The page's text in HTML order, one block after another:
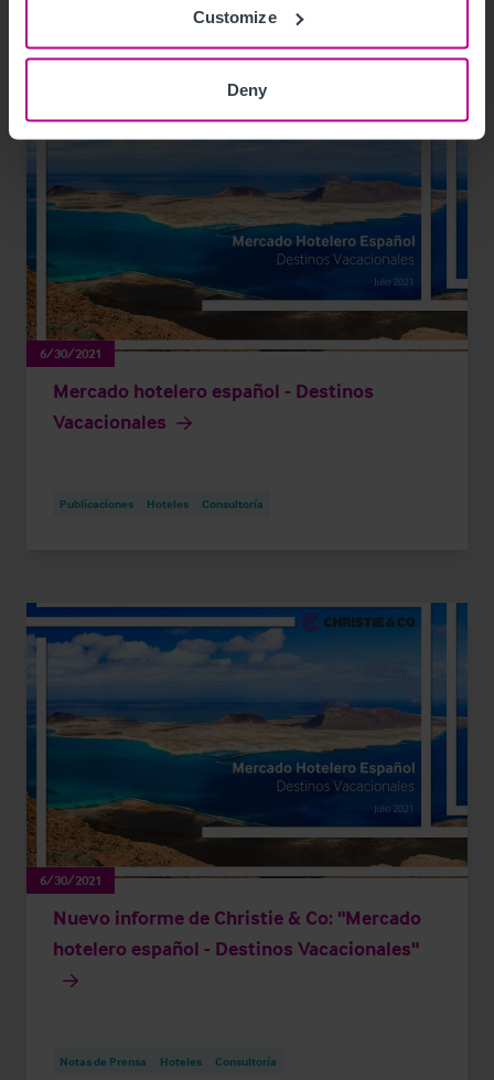
Customize
Deny
6/30/2021
Mercado hotelero español - Destinos
Vacacionales
Publicaciones Hoteles Consultoría
6/30/2021
Nuevo informe de Christie & Co: "Mercado
hotelero español - Destinos Vacacionales"
Notas de Prensa Hoteles Consultoría